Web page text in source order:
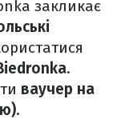
закликає
.
ваучер на